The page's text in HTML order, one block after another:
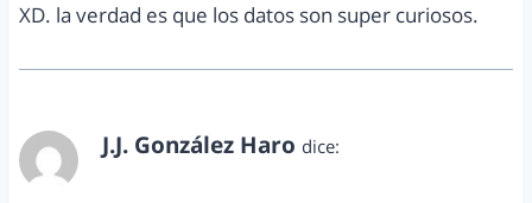
XD. la verdad es que los datos son super curiosos.
J.J. González Haro dice: